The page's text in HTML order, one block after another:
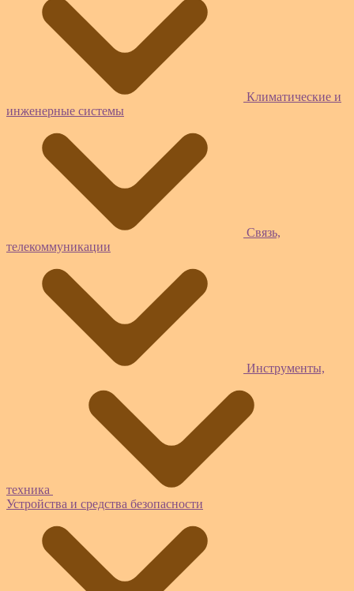
Климатические и
инженерные системы
Связь,
телекоммуникации
Инструменты,
техника
Устройства и средства безопасности